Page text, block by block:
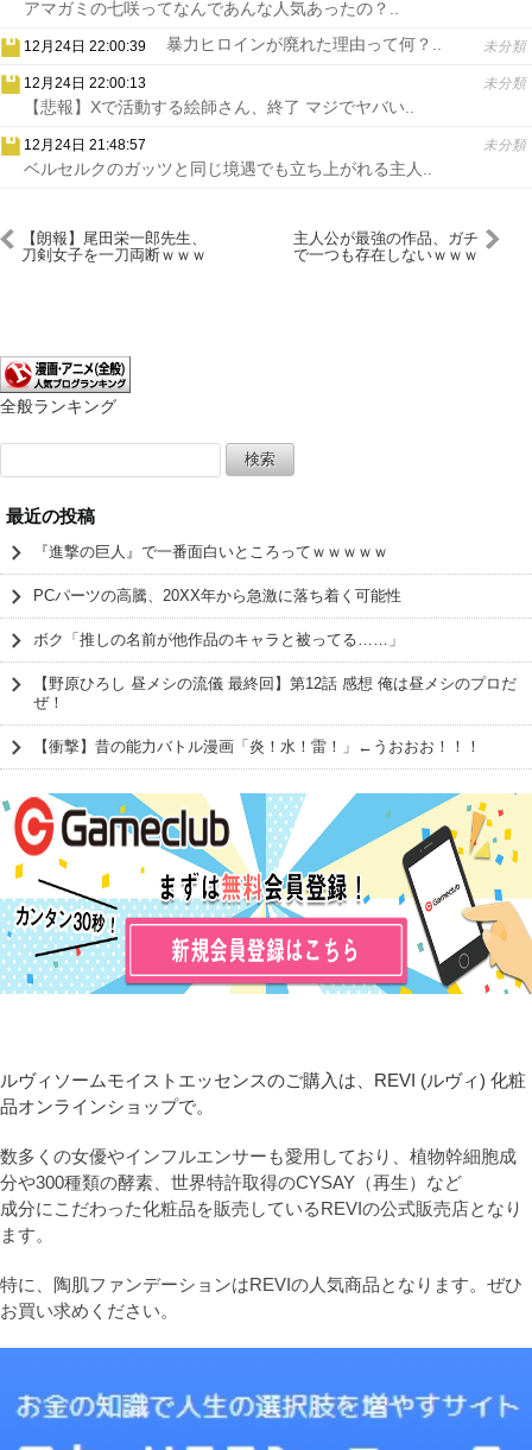
アマガミの七咲ってなんであんな人気あったの？..
12月24日 22:00:39 未分類
暴力ヒロインが廃れた理由って何？..
12月24日 22:00:13 未分類
【悲報】Xで活動する絵師さん、終了 マジでヤバい..
12月24日 21:48:57 未分類
ベルセルクのガッツと同じ境遇でも立ち上がれる主人..
【朗報】尾田栄一郎先生、
刀剣女子を一刀両断ｗｗｗ
主人公が最強の作品、ガチ
で一つも存在しないｗｗｗ
全般ランキング
索:
最近の投稿
『進撃の巨人』で一番面白いところってｗｗｗｗｗ
PCパーツの高騰、20XX年から急激に落ち着く可能性
ボク「推しの名前が他作品のキャラと被ってる……」
【野原ひろし 昼メシの流儀 最終回】第12話 感想 俺は昼メシのプロだ
ぜ！
【衝撃】昔の能力バトル漫画「炎！水！雷！」←うおおお！！！
ルヴィソームモイストエッセンスのご購入は、REVI (ルヴィ) 化粧
品オンラインショップで。
数多くの女優やインフルエンサーも愛用しており、植物幹細胞成
分や300種類の酵素、世界特許取得のCYSAY（再生）など
成分にこだわった化粧品を販売しているREVIの公式販売店となり
ます。
特に、陶肌ファンデーションはREVIの人気商品となります。ぜひ
お買い求めください。